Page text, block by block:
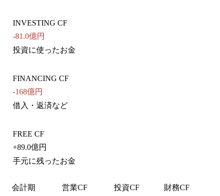
INVESTING CF
-81.0億円
投資に使ったお金
FINANCING CF
-168億円
借入・返済など
FREE CF
+89.0億円
手元に残ったお金
会計期 営業CF 投資CF 財務CF